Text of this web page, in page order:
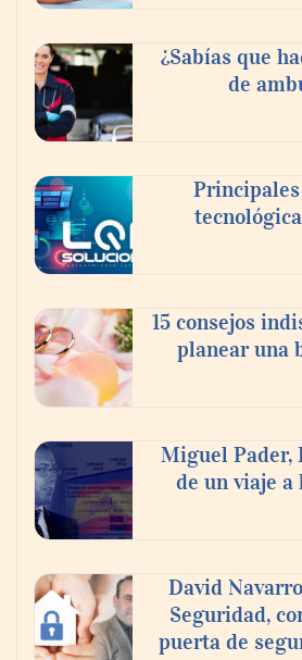
Sierra de Guadalupe
La cartera vencida
doble de velocidad que la
Toro Tapas inaugura su
experiencia desde mediodía
anochecer con cocina abierta
¿Sabías que
de
15 consejos
planear una
Miguel Pader,
de un viaje a
David
Seguridad,
puerta de